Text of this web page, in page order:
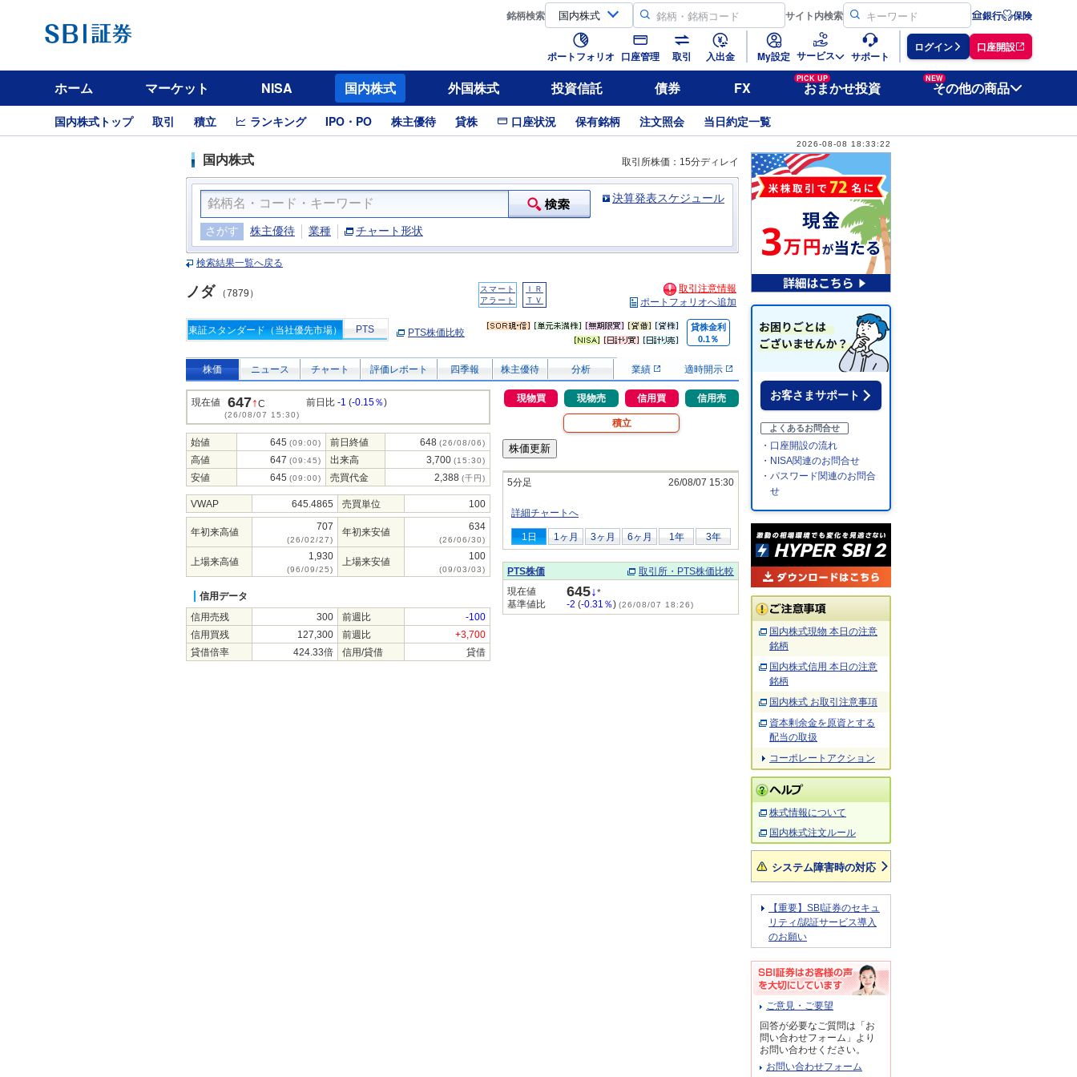
銘柄検索 サイト内検索 銀行 保険
ポートフォリオ 口座管理 取引 入出金 My設定 サービス サポート
ログイン 口座開設
ホーム マーケット NISA 国内株式 外国株式 投資信託 債券 FX
PICK UP
おまかせ投資
NEW
その他の商品
国内株式トップ 取引 積立 ランキング IPO・PO 株主優待 貸株 口座状況 保有銘柄 注文照会 当日約定一覧
2026-08-08 18:33:22
国内株式 取引所株価：15分ディレイ
決算発表スケジュール
さがす 株主優待 業種 チャート形状
検索結果一覧へ戻る
ノダ （7879）
スマート
アラート
ＩＲ
ＴＶ
取引注意情報
ポートフォリオへ追加
東証スタンダード（当社優先市場） PTS PTS株価比較
貸株金利
0.1％
株価 ニュース チャート 評価レポート 四季報 株主優待 分析 業績 適時開示
現在値 647↑C
(26/08/07 15:30)
前日比 -1 (-0.15％)
始値 645 (09:00) 前日終値 648 (26/08/06)
高値 647 (09:45) 出来高 3,700 (15:30)
安値 645 (09:00) 売買代金 2,388 (千円)
VWAP 645.4865 売買単位 100
年初来高値 707
(26/02/27)
年初来安値 634
(26/06/30)
上場来高値 1,930
(96/09/25)
上場来安値 100
(09/03/03)
信用データ
信用売残
300 前週比
-100
信用買残
127,300 前週比
+3,700
貸借倍率
424.33倍 信用/貸借 貸借
現物買 現物売 信用買 信用売
積立
5分足 26/08/07 15:30
詳細チャートへ
1日 1ヶ月 3ヶ月 6ヶ月 1年 3年
PTS株価
取引所・PTS株価比較
現在値
645↓*
基準値比
-2 (-0.31％) (26/08/07 18:26)
お客さまサポート
よくあるお問合せ
・口座開設の流れ
・NISA関連のお問合せ
・パスワード関連のお問合
せ
国内株式現物 本日の注意
銘柄
国内株式信用 本日の注意
銘柄
国内株式 お取引注意事項
資本剰余金を原資とする
配当の取扱
コーポレートアクション
株式情報について
国内株式注文ルール
システム障害時の対応
【重要】SBI証券のセキュ
リティ/認証サービス導入
のお願い
ご意見・ご要望
回答が必要なご質問は「お
問い合わせフォーム」より
お問い合わせください。
お問い合わせフォーム